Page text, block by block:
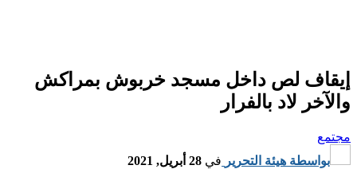
إيقاف لص داخل مسجد خربوش بمراكش
والآخر لاد بالفرار
مجتمع
بواسطة هيئة التحرير في 28 أبريل, 2021